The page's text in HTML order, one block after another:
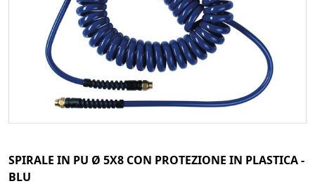
SPIRALE IN PU Ø 5X8 CON PROTEZIONE IN PLASTICA -
BLU